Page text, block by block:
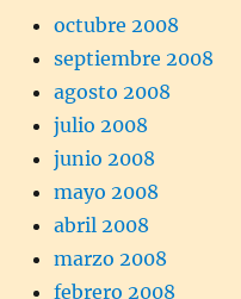
octubre 2008
septiembre 2008
agosto 2008
julio 2008
junio 2008
mayo 2008
abril 2008
marzo 2008
febrero 2008